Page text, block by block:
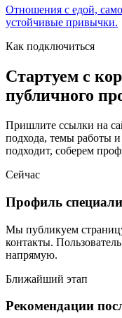
Отношения с едой,
устойчивые привычки.
Как подключиться
Стартуем с
публичного
Пришлите ссылки на
подхода, темы работы
подходит, соберем
Сейчас
Профиль
Мы публикуем
контакты.
напрямую.
Ближайший этап
Рекомендации